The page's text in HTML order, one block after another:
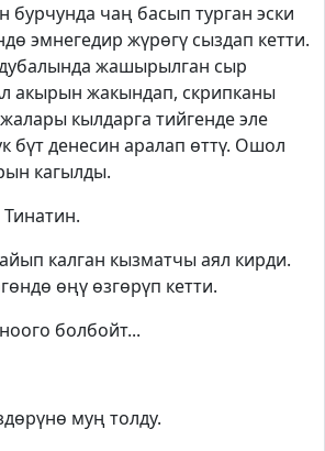
бурчунда чаң басып турган эски
эмнегедир жүрөгү сыздап кетти.
жашырылган сыр
акырын жакындап, скрипканы
кылдарга тийгенде эле
бүт денесин аралап өттү. Ошол
кагылды.
калган кызматчы аял кирди.
өңү өзгөрүп кетти.
болбойт...
муң толду.